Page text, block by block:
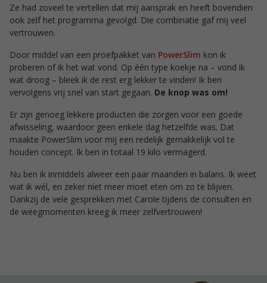
Ze had zoveel te vertellen dat mij aansprak en heeft bovendien
ook zelf het programma gevolgd. Die combinatie gaf mij veel
vertrouwen.
Door middel van een proefpakket van PowerSlim kon ik
proberen of ik het wat vond. Op één type koekje na – vond ik
wat droog – bleek ik de rest erg lekker te vinden! Ik ben
vervolgens vrij snel van start gegaan. De knop was om!
Er zijn genoeg lekkere producten die zorgen voor een goede
afwisseling, waardoor geen enkele dag hetzelfde was. Dat
maakte PowerSlim voor mij een redelijk gemakkelijk vol te
houden concept. Ik ben in totaal 19 kilo vermagerd.
Nu ben ik inmiddels alweer een paar maanden in balans. Ik weet
wat ik wél, en zeker níet meer moet eten om zo te blijven.
Dankzij de vele gesprekken met Carole tijdens de consulten en
de weegmomenten kreeg ik meer zelfvertrouwen!